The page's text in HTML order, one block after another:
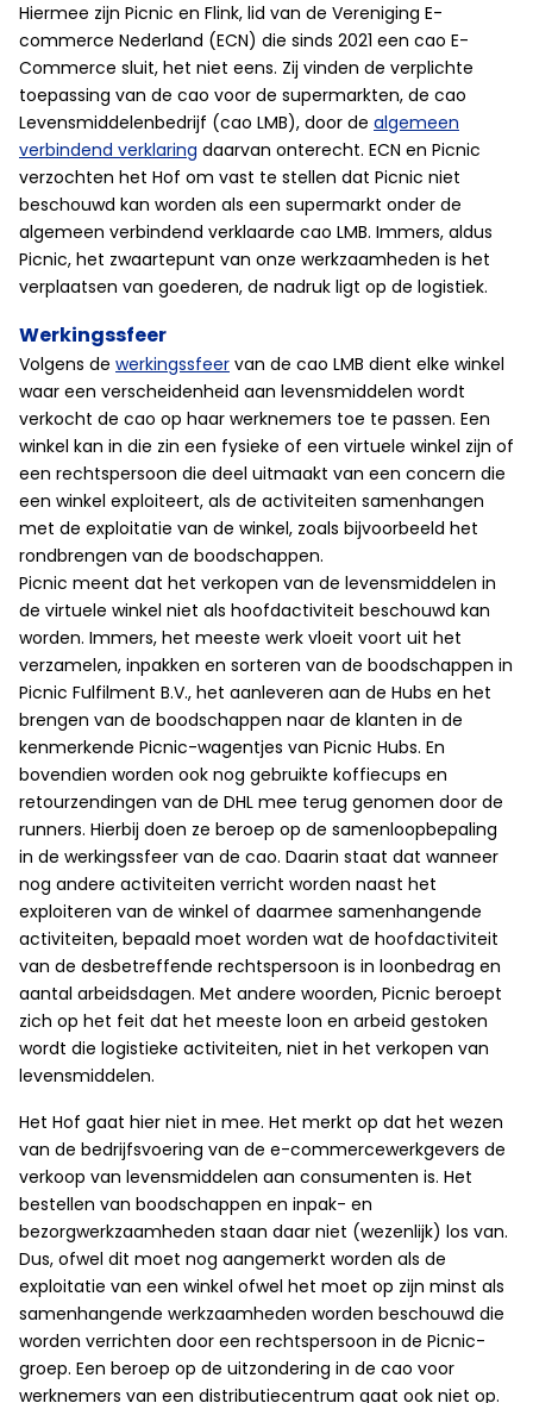
Hiermee zijn Picnic en Flink, lid van de Vereniging E-
commerce Nederland (ECN) die sinds 2021 een cao E-
Commerce sluit, het niet eens. Zij vinden de verplichte
toepassing van de cao voor de supermarkten, de cao
Levensmiddelenbedrijf (cao LMB), door de algemeen
verbindend verklaring daarvan onterecht. ECN en Picnic
verzochten het Hof om vast te stellen dat Picnic niet
beschouwd kan worden als een supermarkt onder de
algemeen verbindend verklaarde cao LMB. Immers, aldus
Picnic, het zwaartepunt van onze werkzaamheden is het
verplaatsen van goederen, de nadruk ligt op de logistiek.
Werkingssfeer
Volgens de werkingssfeer van de cao LMB dient elke winkel
waar een verscheidenheid aan levensmiddelen wordt
verkocht de cao op haar werknemers toe te passen. Een
winkel kan in die zin een fysieke of een virtuele winkel zijn of
een rechtspersoon die deel uitmaakt van een concern die
een winkel exploiteert, als de activiteiten samenhangen
met de exploitatie van de winkel, zoals bijvoorbeeld het
rondbrengen van de boodschappen.
Picnic meent dat het verkopen van de levensmiddelen in
de virtuele winkel niet als hoofdactiviteit beschouwd kan
worden. Immers, het meeste werk vloeit voort uit het
verzamelen, inpakken en sorteren van de boodschappen in
Picnic Fulfilment B.V., het aanleveren aan de Hubs en het
brengen van de boodschappen naar de klanten in de
kenmerkende Picnic-wagentjes van Picnic Hubs. En
bovendien worden ook nog gebruikte koffiecups en
retourzendingen van de DHL mee terug genomen door de
runners. Hierbij doen ze beroep op de samenloopbepaling
in de werkingssfeer van de cao. Daarin staat dat wanneer
nog andere activiteiten verricht worden naast het
exploiteren van de winkel of daarmee samenhangende
activiteiten, bepaald moet worden wat de hoofdactiviteit
van de desbetreffende rechtspersoon is in loonbedrag en
aantal arbeidsdagen. Met andere woorden, Picnic beroept
zich op het feit dat het meeste loon en arbeid gestoken
wordt die logistieke activiteiten, niet in het verkopen van
levensmiddelen.
Het Hof gaat hier niet in mee. Het merkt op dat het wezen
van de bedrijfsvoering van de e-commercewerkgevers de
verkoop van levensmiddelen aan consumenten is. Het
bestellen van boodschappen en inpak- en
bezorgwerkzaamheden staan daar niet (wezenlijk) los van.
Dus, ofwel dit moet nog aangemerkt worden als de
exploitatie van een winkel ofwel het moet op zijn minst als
samenhangende werkzaamheden worden beschouwd die
worden verrichten door een rechtspersoon in de Picnic-
groep. Een beroep op de uitzondering in de cao voor
werknemers van een distributiecentrum gaat ook niet op.